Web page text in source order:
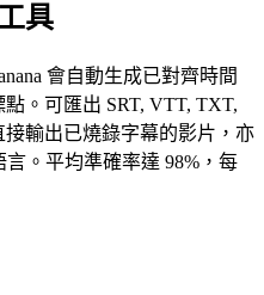
具
會自動生成已對齊時間
。可匯出 SRT, VTT, TXT,
輸出已燒錄字幕的影片，亦
。平均準確率達 98%，每